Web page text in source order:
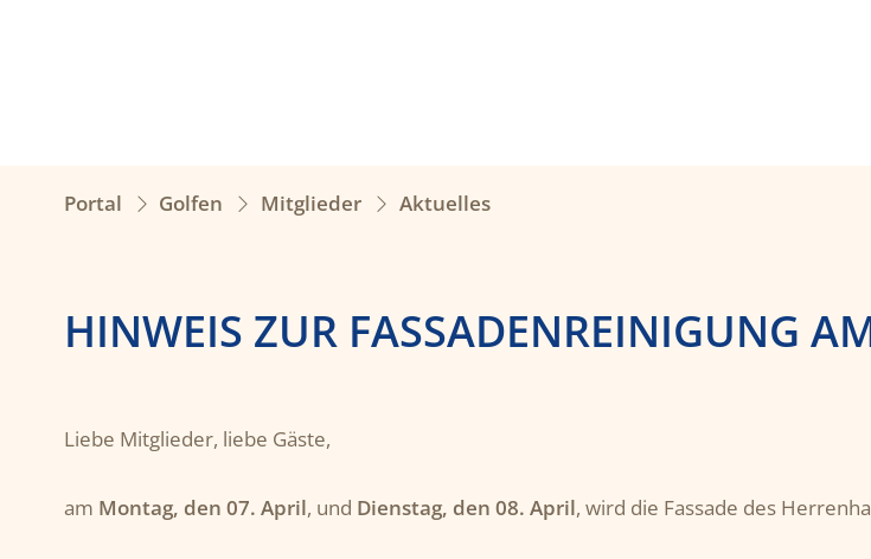
Portal Golfen Mitglieder Aktuelles
HINWEIS ZUR FASSADENREINIGUNG
Liebe Mitglieder, liebe Gäste,
am Montag, den 07. April, und Dienstag, den 08. April, wird die Fassade des